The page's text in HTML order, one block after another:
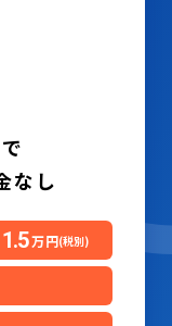
で
なし
1.5万円(税別)